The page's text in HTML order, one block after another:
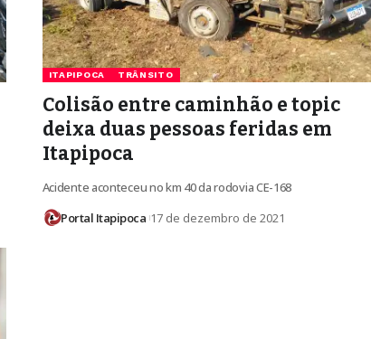
ITAPIPOCA TRÂNSITO
Colisão entre caminhão e topic
deixa duas pessoas feridas em
Itapipoca
Acidente aconteceu no km 40 da rodovia CE-168
Portal Itapipoca 17 de dezembro de 2021